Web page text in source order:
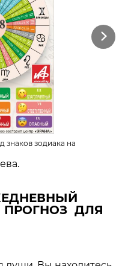
Next
знаков зодиака на
ПРОГНОЗ ДЛЯ